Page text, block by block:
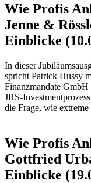
Wie Profis
Jenne &
Einblicke
In dieser
spricht Patrick Hussy
Finanzmandate
JRS-
die Frage, wie
Wie Profis
Gottfried
Einblicke